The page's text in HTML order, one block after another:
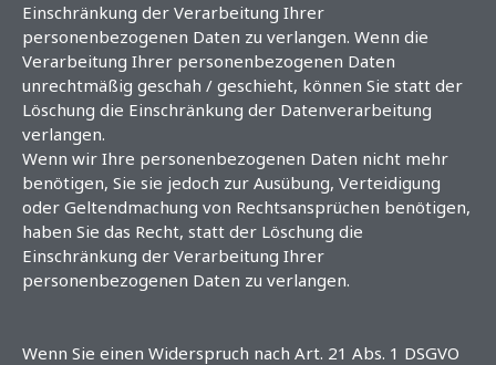
Einschränkung der Verarbeitung Ihrer
personenbezogenen Daten zu verlangen. Wenn die
Verarbeitung Ihrer personenbezogenen Daten
unrechtmäßig geschah / geschieht, können Sie statt der
Löschung die Einschränkung der Datenverarbeitung
verlangen.
Wenn wir Ihre personenbezogenen Daten nicht mehr
benötigen, Sie sie jedoch zur Ausübung, Verteidigung
oder Geltendmachung von Rechtsansprüchen benötigen,
haben Sie das Recht, statt der Löschung die
Einschränkung der Verarbeitung Ihrer
personenbezogenen Daten zu verlangen.
Wenn Sie einen Widerspruch nach Art. 21 Abs. 1 DSGVO